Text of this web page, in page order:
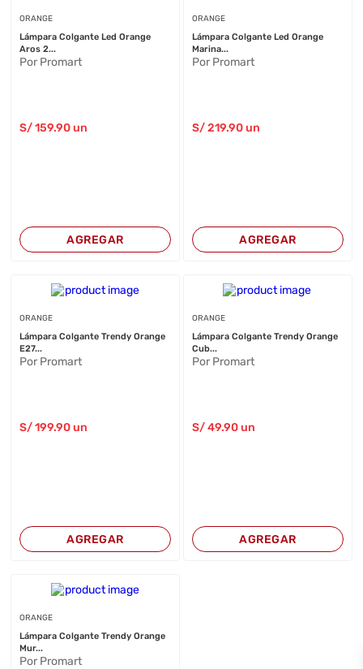
ORANGE
Lámpara Colgante Led Orange
Aros 2...
Por Promart
S/159.90 un
AGREGAR
ORANGE
Lámpara Colgante Led Orange
Marina...
Por Promart
S/219.90un
AGREGAR
ORANGE
Lámpara Colgante Trendy Orange
E27...
Por Promart
S/199.90 un
AGREGAR
ORANGE
Lámpara Colgante Trendy Orange
Cub...
Por Promart
S/49.90un
AGREGAR
ORANGE
Lámpara Colgante Trendy Orange
Mur...
Por Promart